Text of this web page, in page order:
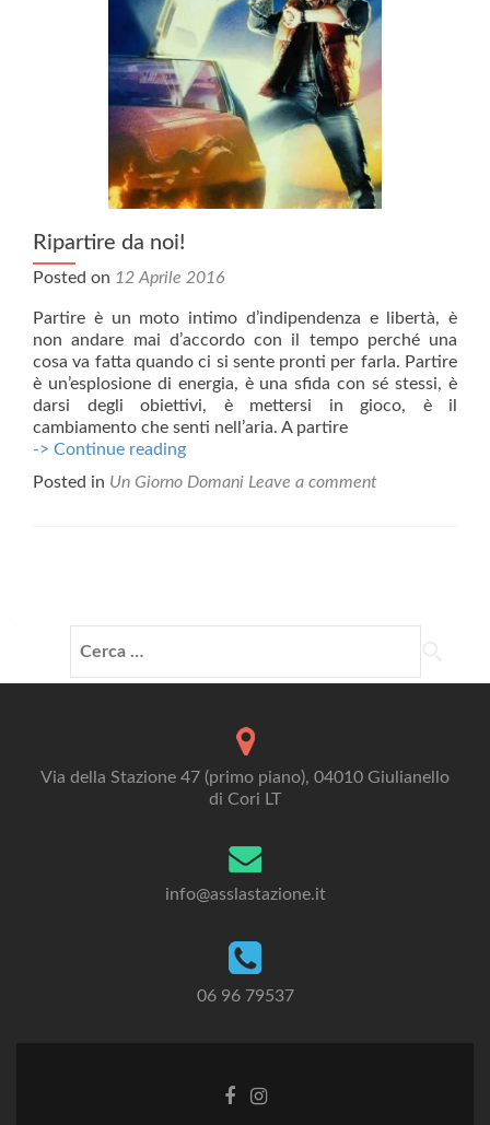
Ripartire da noi!
Posted on 12 Aprile 2016
Partire è un moto intimo d’indipendenza e libertà, è
non andare mai d’accordo con il tempo perché una
cosa va fatta quando ci si sente pronti per farla. Partire
è un’esplosione di energia, è una sfida con sé stessi, è
darsi degli obiettivi, è mettersi in gioco, è il
cambiamento che senti nell’aria. A partire
-> Continue readingRipartire
noi!
Posted in Un Giorno Domani Leave a comment
navigation
per:
Via della Stazione 47 (primo piano), 04010 Giulianello
di Cori LT
info@asslastazione.it
06 96 79537
Facebook
Instagram